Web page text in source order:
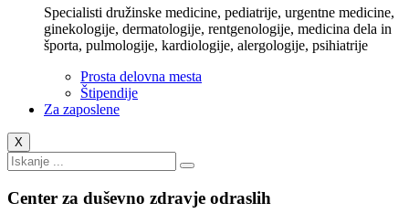
Specialisti družinske medicine, pediatrije, urgentne medicine,
ginekologije, dermatologije, rentgenologije, medicina dela in
športa, pulmologije, kardiologije, alergologije, psihiatrije
Prosta delovna mesta
Štipendije
Za zaposlene
X
Center za duševno zdravje odraslih